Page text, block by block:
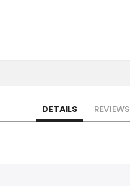
DETAILS REVIEWS